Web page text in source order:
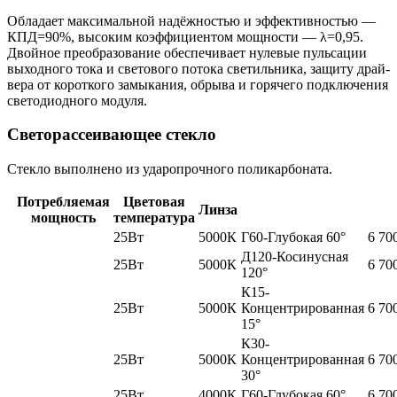
Обладает максимальной надёжностью и эффективностью —
КПД=90%, высоким коэффициентом мощности — λ=0,95.
Двойное преобразование обеспечивает нулевые пульсации
выходного тока и светового потока светильника, защиту драй-
вера от короткого замыкания, обрыва и горячего подключения
светодиодного модуля.
Светорассеивающее стекло
Стекло выполнено из ударопрочного поликарбоната.
Потребляемая
мощность
Цветовая
температура
Линза
25Вт
5000К Г60-Глубокая 60°
6
25Вт
5000К
Д120-Косинусная
120°
6
25Вт 5000К
К15-
Концентрированная
15°
6
25Вт 5000К
К30-
Концентрированная
30°
6